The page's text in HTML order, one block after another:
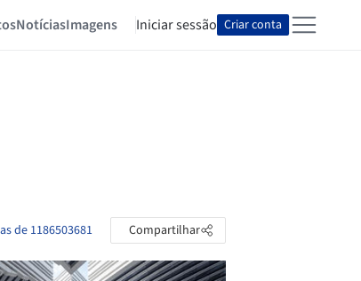
NotíciasImagens Iniciar sessão Criar conta
de 1186503681 Compartilhar